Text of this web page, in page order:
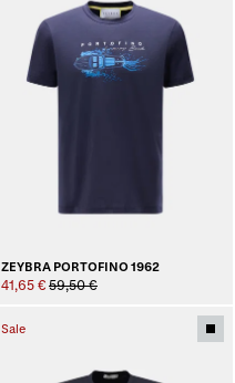
ZEYBRA PORTOFINO 1962
41,65 € 59,50 €
Sale